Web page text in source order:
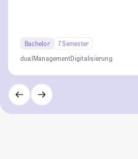
Bachelor
7 Semester
dualManagementDigitalisierung